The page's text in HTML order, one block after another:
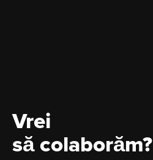
Vrei
să colaborăm?